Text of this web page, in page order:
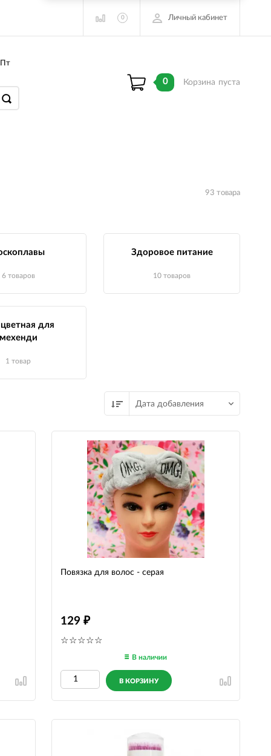
0 Личный кабинет
Пт
0 Корзина пуста
93 товара
6 товаров
Здоровое питание
10 товаров
для
1 товар
Дата добавления
Повязка для волос - серая
129
В наличии
В КОРЗИНУ